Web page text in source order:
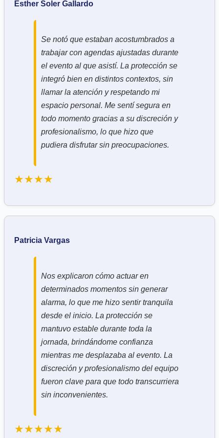
Esther Soler Gallardo
Se notó que estaban acostumbrados a
trabajar con agendas ajustadas durante
el evento al que asistí. La protección se
integró bien en distintos contextos, sin
llamar la atención y respetando mi
espacio personal. Me sentí segura en
todo momento gracias a su discreción y
profesionalismo, lo que hizo que
pudiera disfrutar sin preocupaciones.
★★★★
Patricia Vargas
Nos explicaron cómo actuar en
determinados momentos sin generar
alarma, lo que me hizo sentir tranquila
desde el inicio. La protección se
mantuvo estable durante toda la
jornada, brindándome confianza
mientras me desplazaba al evento. La
discreción y profesionalismo del equipo
fueron clave para que todo transcurriera
sin inconvenientes.
★★★★★